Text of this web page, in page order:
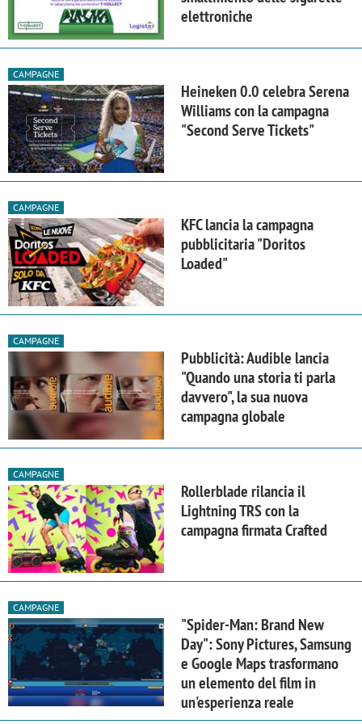
elettroniche
CAMPAGNE
Heineken 0.0 celebra Serena
Williams con la campagna
"Second Serve Tickets"
CAMPAGNE
KFC lancia la campagna
pubblicitaria "Doritos
Loaded"
CAMPAGNE
Pubblicità: Audible lancia
"Quando una storia ti parla
davvero", la sua nuova
campagna globale
CAMPAGNE
Rollerblade rilancia il
Lightning TRS con la
campagna firmata Crafted
CAMPAGNE
"Spider-Man: Brand New
Day": Sony Pictures, Samsung
e Google Maps trasformano
un elemento del film in
un'esperienza reale